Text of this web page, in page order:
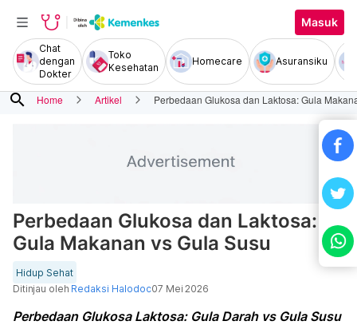
Masuk
Chat
dengan
Dokter
Toko
Kesehatan
Homecare Asuransiku
search Home Artikel Perbedaan Glukosa dan Laktosa: Gula
Perbedaan Glukosa dan Laktosa:
Gula Makanan vs Gula Susu
Hidup Sehat
Ditinjau oleh Redaksi Halodoc07 Mei 2026
Perbedaan Glukosa Laktosa: Gula Darah vs Gula Susu